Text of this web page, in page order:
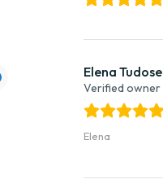
Elena Tudose
Verified owner
Elena